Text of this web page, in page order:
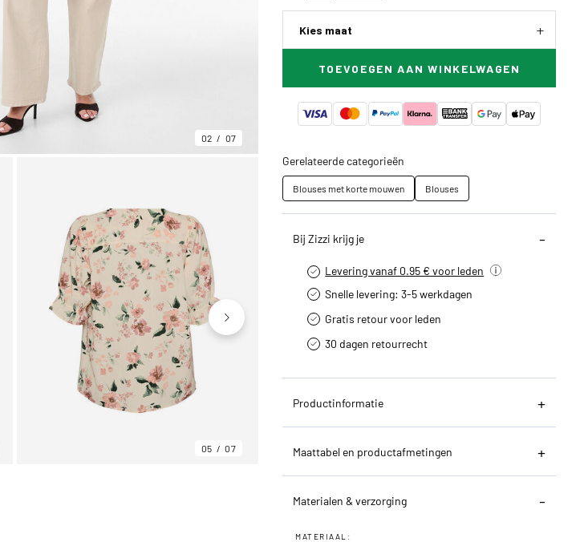
02 07
05 07 06
Kies maat
TOEVOEGEN AAN WINKELWAGEN
Gerelateerde categorieën
Blouses met korte mouwen Blouses
Bij Zizzi krijg je
Levering vanaf 0.95 € voor leden
Snelle levering: 3-5 werkdagen
Gratis retour voor leden
30 dagen retourrecht­
Productinformatie
Maattabel en productafmetingen
Materialen & verzorging
MATERIAAL: